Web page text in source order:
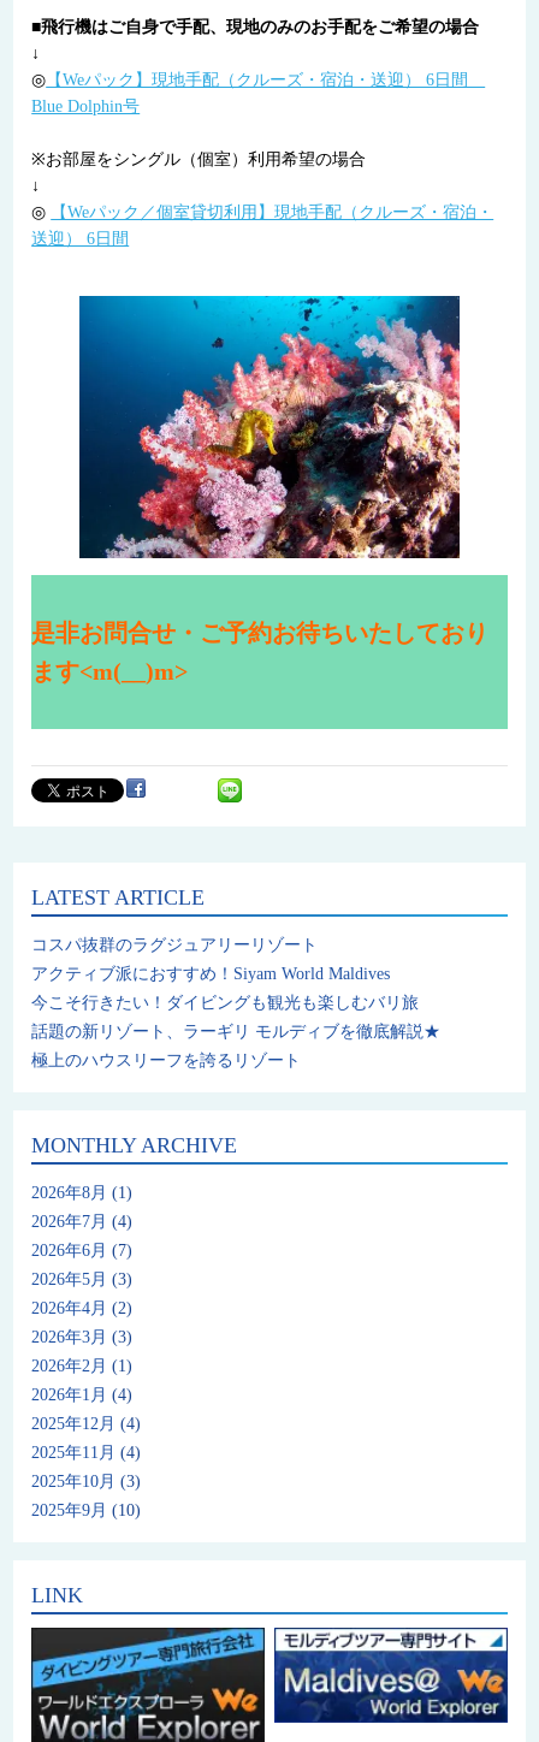
■飛行機はご自身で手配、現地のみのお手配をご希望の場合
↓
◎ 【Weパック】現地手配（クルーズ・宿泊・送迎） 6日間
Blue Dolphin号
※お部屋をシングル（個室）利用希望の場合
↓
◎
【Weパック／個室貸切利用】現地手配（クルーズ・宿泊・
送迎） 6日間
是非お問合せ・ご予約お待ちいたしており
ます<m(__)m>
LATEST ARTICLE
コスパ抜群のラグジュアリーリゾート
アクティブ派におすすめ！Siyam World Maldives
今こそ行きたい！ダイビングも観光も楽しむバリ旅
話題の新リゾート、ラーギリ モルディブを徹底解説★
極上のハウスリーフを誇るリゾート
MONTHLY ARCHIVE
2026年8月 (1)
2026年7月 (4)
2026年6月 (7)
2026年5月 (3)
2026年4月 (2)
2026年3月 (3)
2026年2月 (1)
2026年1月 (4)
2025年12月 (4)
2025年11月 (4)
2025年10月 (3)
2025年9月 (10)
LINK